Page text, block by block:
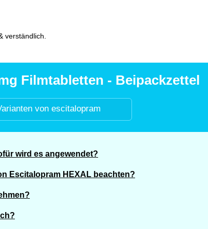
verständlich.
Filmtabletten - Beipackzettel
von escitalopram
wird es angewendet?
Escitalopram HEXAL beachten?